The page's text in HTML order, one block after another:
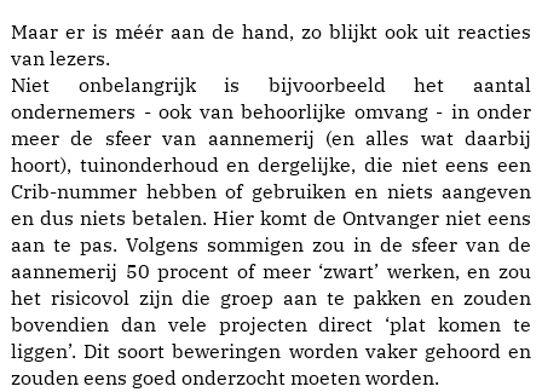
Maar er is méér aan de hand, zo blijkt ook uit reacties
van lezers.
Niet onbelangrijk is bijvoorbeeld het aantal
ondernemers - ook van behoorlijke omvang - in onder
meer de sfeer van aannemerij (en alles wat daarbij
hoort), tuinonderhoud en dergelijke, die niet eens een
Crib-nummer hebben of gebruiken en niets aangeven
en dus niets betalen. Hier komt de Ontvanger niet eens
aan te pas. Volgens sommigen zou in de sfeer van de
aannemerij 50 procent of meer ‘zwart’ werken, en zou
het risicovol zijn die groep aan te pakken en zouden
bovendien dan vele projecten direct ‘plat komen te
liggen’. Dit soort beweringen worden vaker gehoord en
zouden eens goed onderzocht moeten worden.